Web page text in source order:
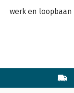
werk en loopbaan